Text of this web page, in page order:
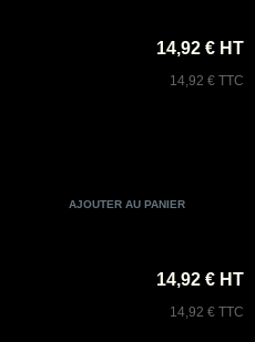
14,92 € HT
14,92 € TTC
14,92 € HT
14,92 € TTC